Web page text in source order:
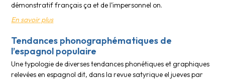
démonstratif français ça et de l’impersonnel on.
En savoir plus
Tendances phonographématiques de
l’espagnol populaire
Une typologie de diverses tendances phonétiques et graphiques
relevées en espagnol dit, dans la revue satyrique el jueves par